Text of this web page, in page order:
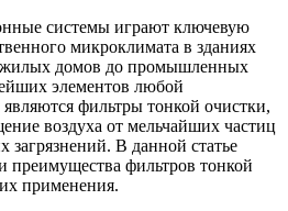
системы играют ключевую
микроклимата в зданиях
жилых домов до промышленных
элементов любой
фильтры тонкой очистки,
воздуха от мельчайших частиц
загрязнений. В данной статье
преимущества фильтров тонкой
применения.